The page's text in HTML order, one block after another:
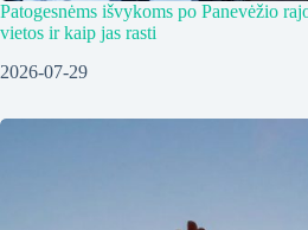
Patogesnėms išvykoms po Panevėžio
vietos ir kaip jas rasti
2026-07-29